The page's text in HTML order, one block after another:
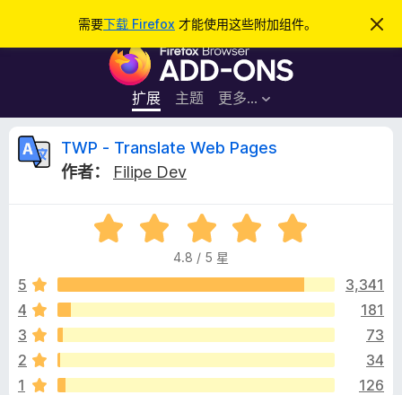
需要下载 Firefox 才能使用这些附加组件。
忽
此
F
r
e
f
览
器
附
加
件
扩展 主题 更多…
登录
T
-
T
r
TWP - Translate Web Pages
作者：
Filipe Dev
评
分
.
/
4.8 / 5 星
5
3,341
4
181
3
73
2
34
1
126